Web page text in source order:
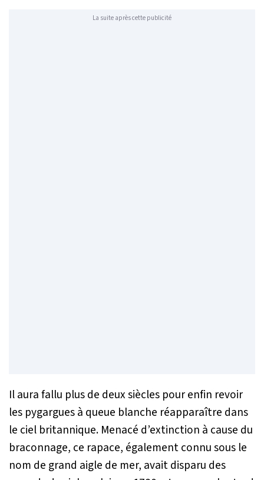
La suite après cette publicité
Il aura fallu plus de deux siècles pour enfin revoir
les pygargues à queue blanche réapparaître dans
le ciel britannique. Menacé d’extinction à cause du
braconnage, ce rapace, également connu sous le
nom de grand aigle de mer, avait disparu des